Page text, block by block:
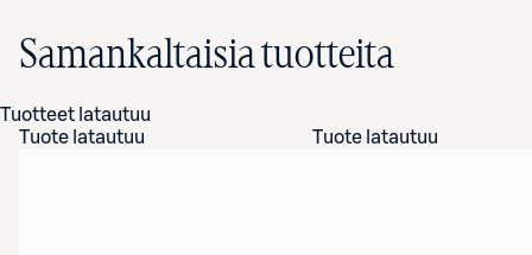
Samankaltaisia tuotteita
Tuotteet latautuu
Tuote latautuu
Tuote latautuu